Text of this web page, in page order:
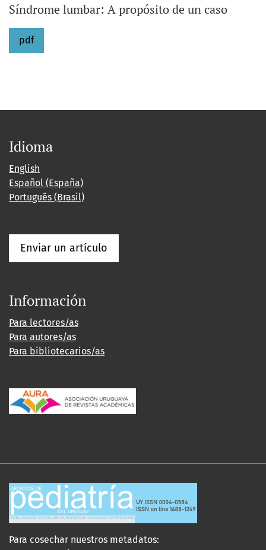
Síndrome lumbar: A propósito de un caso
pdf
Idioma
English
Español (España)
Português (Brasil)
Enviar un artículo
Información
Para lectores/as
Para autores/as
Para bibliotecarios/as
Para cosechar nuestros metadatos: